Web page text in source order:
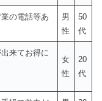
の電話等あ
男
性
50
代
来てお得に
女
性
20
代